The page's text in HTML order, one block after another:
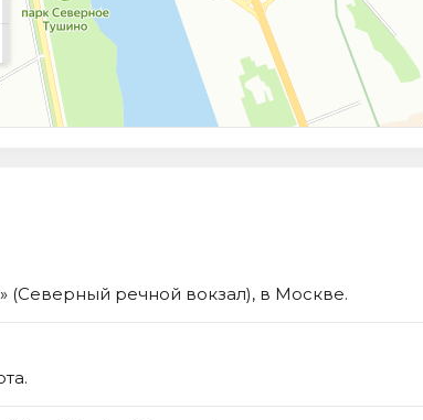
(Северный речной вокзал), в Москве.